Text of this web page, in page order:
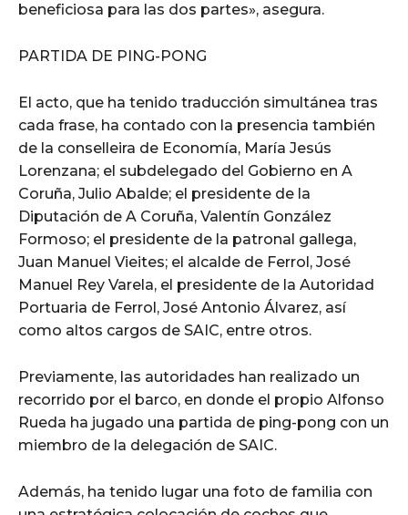
beneficiosa para las dos partes», asegura.
PARTIDA DE PING-PONG
El acto, que ha tenido traducción simultánea tras
cada frase, ha contado con la presencia también
de la conselleira de Economía, María Jesús
Lorenzana; el subdelegado del Gobierno en A
Coruña, Julio Abalde; el presidente de la
Diputación de A Coruña, Valentín González
Formoso; el presidente de la patronal gallega,
Juan Manuel Vieites; el alcalde de Ferrol, José
Manuel Rey Varela, el presidente de la Autoridad
Portuaria de Ferrol, José Antonio Álvarez, así
como altos cargos de SAIC, entre otros.
Previamente, las autoridades han realizado un
recorrido por el barco, en donde el propio Alfonso
Rueda ha jugado una partida de ping-pong con un
miembro de la delegación de SAIC.
Además, ha tenido lugar una foto de familia con